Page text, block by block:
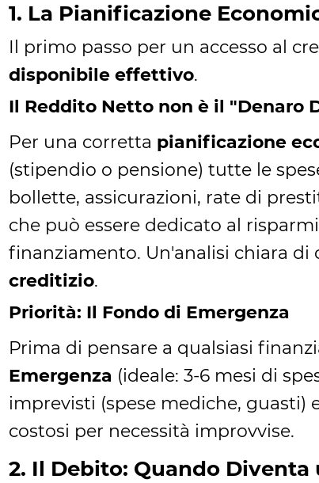
1. La Pianificazione
Il primo passo per un accesso al
disponibile effettivo.
Il Reddito Netto non è il "Denaro
Per una corretta pianificazione
(stipendio o pensione) tutte le
bollette, assicurazioni, rate di
che può essere dedicato al
finanziamento. Un'analisi chiara
creditizio.
Priorità: Il Fondo di Emergenza
Prima di pensare a qualsiasi
Emergenza (ideale: 3-6 mesi di
imprevisti (spese mediche, guasti)
costosi per necessità improvvise.
2. Il Debito: Quando Diventa